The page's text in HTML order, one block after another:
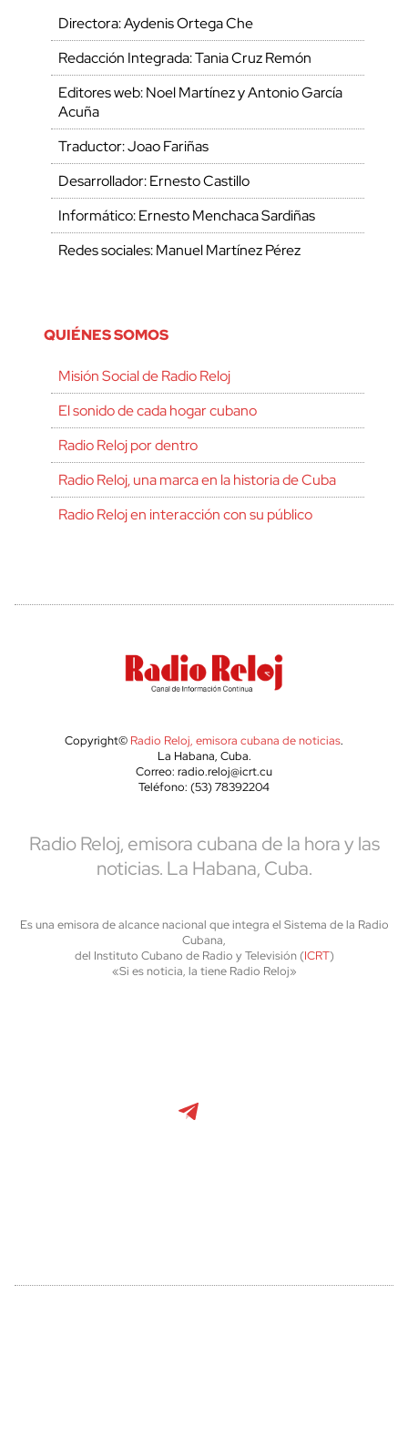
Directora: Aydenis Ortega Che
Redacción Integrada: Tania Cruz Remón
Editores web: Noel Martínez y Antonio García
Acuña
Traductor: Joao Fariñas
Desarrollador: Ernesto Castillo
Informático: Ernesto Menchaca Sardiñas
Redes sociales: Manuel Martínez Pérez
QUIÉNES SOMOS
Misión Social de Radio Reloj
El sonido de cada hogar cubano
Radio Reloj por dentro
Radio Reloj, una marca en la historia de Cuba
Radio Reloj en interacción con su público
Copyright© Radio Reloj, emisora cubana de noticias.
La Habana, Cuba.
Correo: radio.reloj@icrt.cu
Teléfono: (53) 78392204
Radio Reloj, emisora cubana de la hora y las
noticias. La Habana, Cuba.
Es una emisora de alcance nacional que integra el Sistema de la Radio
Cubana,
del Instituto Cubano de Radio y Televisión (ICRT)
«Si es noticia, la tiene Radio Reloj»